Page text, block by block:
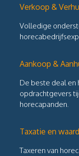
Verkoop &
Volledige
Aankoop &
De beste deal en
opdrachtgevers
horecapanden.
Taxatie en
Taxeren van